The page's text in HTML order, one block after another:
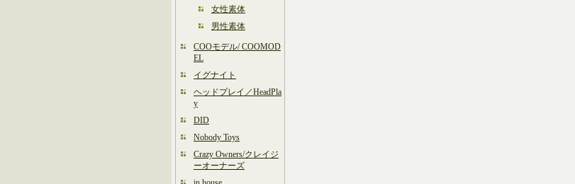
女性素体
男性素体
COOモデル/ COOMOD
EL
イグナイト
ヘッドプレイ／HeadPla
y
DID
Nobody Toys
Crazy Owners/クレイジ
ーオーナーズ